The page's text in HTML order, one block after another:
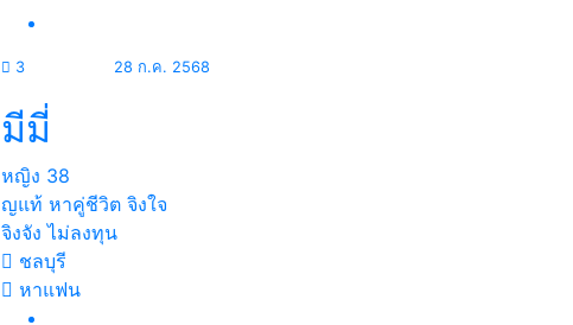
3 28 ก.ค. 2568
มีมี่
หญิง 38
ญแท้ หาคู่ชีวิต จิงใจ
จิงจัง ไม่ลงทุน
ชลบุรี
หาแฟน